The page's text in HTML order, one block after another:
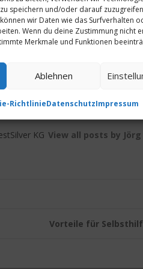
speichern und/oder darauf
wir Daten wie das Surfverhalten
Wenn du deine Zustimmung nicht
Merkmale und Funktionen
Ablehnen
RichtlinieDatenschutzImpressum
!
KG View all posts by Jörg
Vorteile für